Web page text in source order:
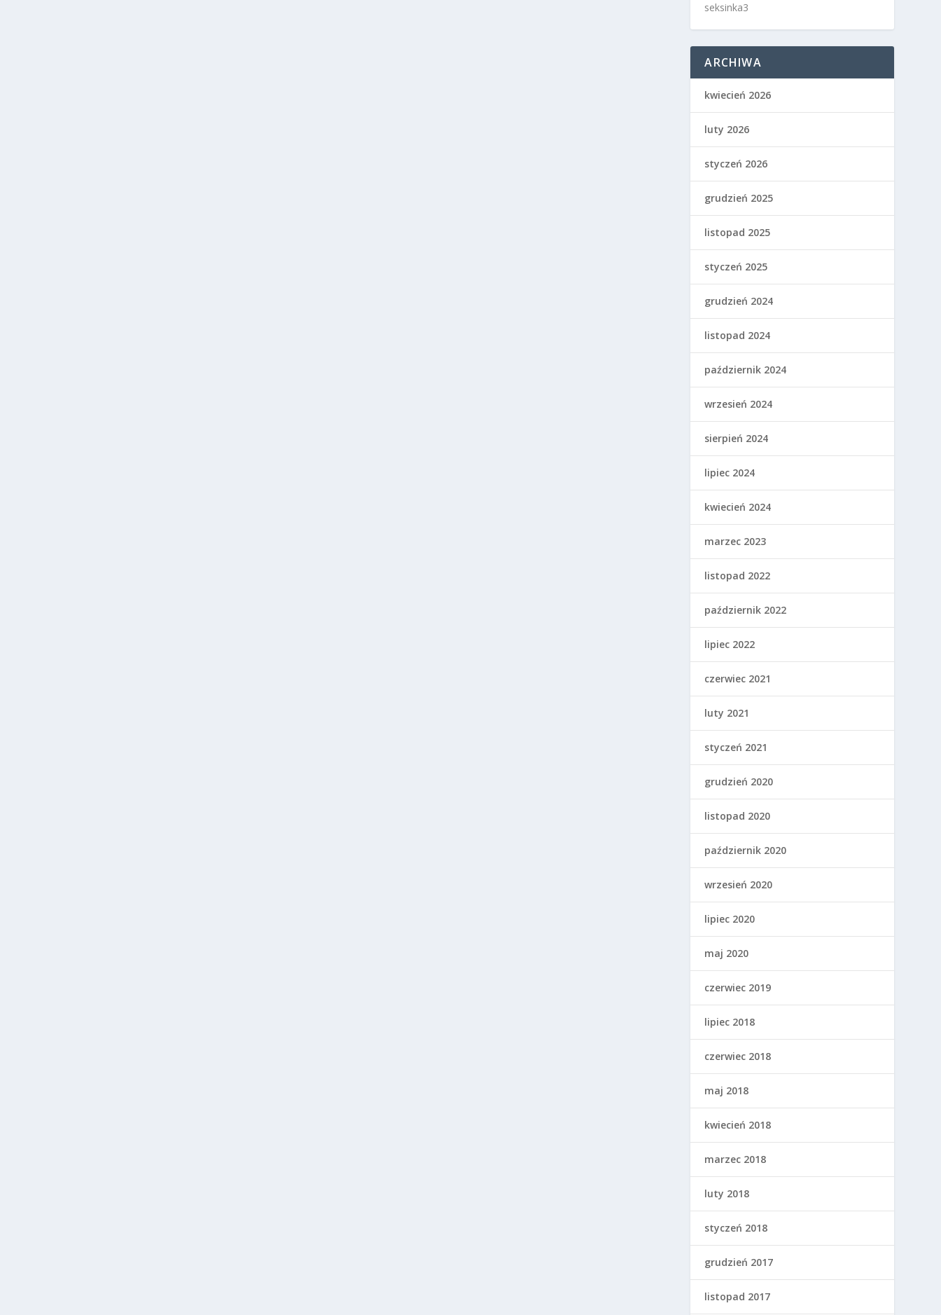
seksinka3
ARCHIWA
kwiecień 2026
luty 2026
styczeń 2026
grudzień 2025
listopad 2025
styczeń 2025
grudzień 2024
listopad 2024
październik 2024
wrzesień 2024
sierpień 2024
lipiec 2024
kwiecień 2024
marzec 2023
listopad 2022
październik 2022
lipiec 2022
czerwiec 2021
luty 2021
styczeń 2021
grudzień 2020
listopad 2020
październik 2020
wrzesień 2020
lipiec 2020
maj 2020
czerwiec 2019
lipiec 2018
czerwiec 2018
maj 2018
kwiecień 2018
marzec 2018
luty 2018
styczeń 2018
grudzień 2017
listopad 2017